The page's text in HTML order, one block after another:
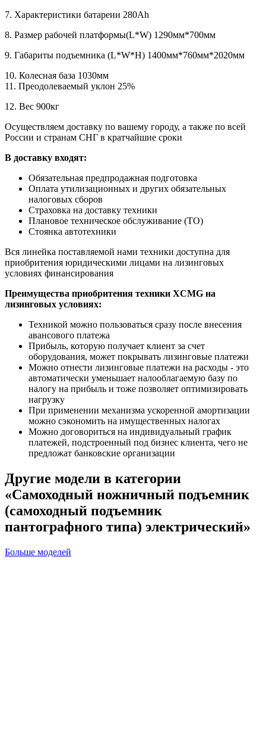
7. Характеристики батареии 280Ah
8. Размер рабочей платформы(L*W) 1290мм*700мм
9. Габариты подъемника (L*W*H) 1400мм*760мм*2020мм
10. Колесная база 1030мм
11. Преодолеваемый уклон 25%
12. Вес 900кг
Осуществляем доставку по вашему городу, а также по всей
России и странам СНГ в кратчайшие сроки
В доставку входят:
Обязательная предпродажная подготовка
Оплата утилизационных и других обязательных
налоговых сборов
Страховка на доставку техники
Плановое техническое обслуживание (ТО)
Стоянка автотехники
Вся линейка поставляемой нами техники доступна для
приобритения юридическими лицами на лизинговых
условиях финансирования
Преимущества приобритения техники XCMG на
лизинговых условиях:
Техникой можно пользоваться сразу после внесения
авансового платежа
Прибыль, которую получает клиент за счет
оборудования, может покрывать лизинговые платежи
Можно отнести лизинговые платежи на расходы - это
автоматически уменьшает налооблагаемую базу по
налогу на прибыль и тоже позволяет оптимизировать
нагрузку
При применении механизма ускоренной амортизации
можно сэкономить на имущественных налогах
Можно договориться на индивидуальный график
платежей, подстроенный под бизнес клиента, чего не
предложат банковские организации
Другие модели в категории
«Самоходный ножничный подъемник
(самоходный подъемник
пантографного типа) электрический»
Больше моделей